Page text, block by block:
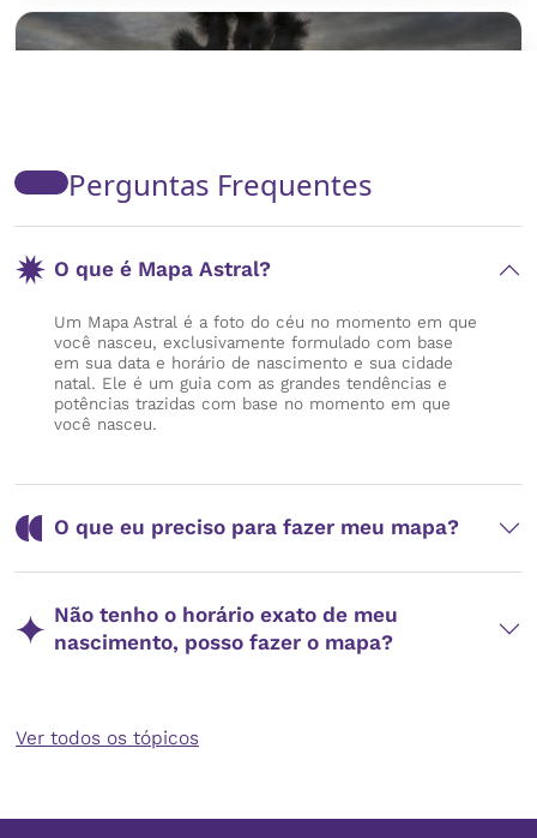
O que significam as casas...
As casas astrológicas são as áreas do mapa astral que...
Ver post completo
Qual a diferença entre signo,...
A diferença entre signo solar, ascendente e lua está no...
Sol em Leão chega e acende a
coragem de recomeçar
O Sol em Leão chega hoje, 22 de julho, e acende a
coragem de recomeçar em qualquer idade. Veja o
Perguntas Frequentes
O que é Mapa Astral?
Um Mapa Astral é a foto do céu no momento em que
você nasceu, exclusivamente formulado com base
em sua data e horário de nascimento e sua cidade
natal. Ele é um guia com as grandes tendências e
potências trazidas com base no momento em que
você nasceu.
O que eu preciso para fazer meu mapa?
Não tenho o horário exato de meu
nascimento, posso fazer o mapa?
Ver todos os tópicos